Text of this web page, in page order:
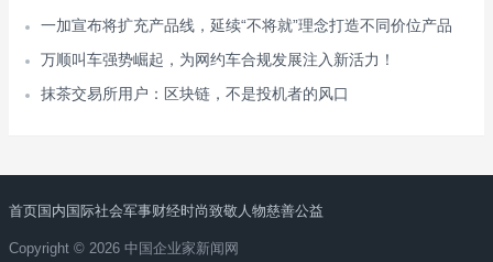
一加宣布将扩充产品线，延续“不将就”理念打造不同价位产品
万顺叫车强势崛起，为网约车合规发展注入新活力！
抹茶交易所用户：区块链，不是投机者的风口
首页国内 国际社会军事财经时尚致敬人物慈善公益
Copyright © 2026 中国企业家新闻网